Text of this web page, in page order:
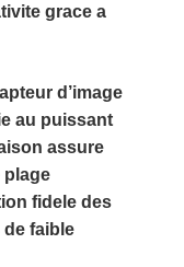
grace a
d’image
au puissant
assure
plage
fidele des
faible